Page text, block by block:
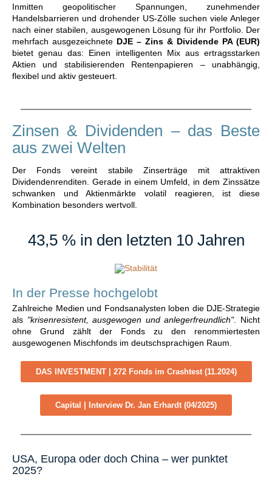
Inmitten geopolitischer Spannungen, zunehmender
Handelsbarrieren und drohender US-Zölle suchen viele Anleger
nach einer stabilen, ausgewogenen Lösung für ihr Portfolio. Der
mehrfach ausgezeichnete DJE – Zins & Dividende PA (EUR)
bietet genau das: Einen intelligenten Mix aus ertragsstarken
Aktien und stabilisierenden Rentenpapieren – unabhängig,
flexibel und aktiv gesteuert.
Zinsen & Dividenden – das Beste
aus zwei Welten
Der Fonds vereint stabile Zinserträge mit attraktiven
Dividendenrenditen. Gerade in einem Umfeld, in dem Zinssätze
schwanken und Aktienmärkte volatil reagieren, ist diese
Kombination besonders wertvoll.
43,5 % in den letzten 10 Jahren
In der Presse hochgelobt
Zahlreiche Medien und Fondsanalysten loben die DJE-Strategie
als "krisenresistent, ausgewogen und anlegerfreundlich". Nicht
ohne Grund zählt der Fonds zu den renommiertesten
ausgewogenen Mischfonds im deutschsprachigen Raum.
DAS INVESTMENT | 272 Fonds im Crashtest (11.2024)
Capital | Interview Dr. Jan Erhardt (04/2025)
USA, Europa oder doch China – wer punktet
2025?